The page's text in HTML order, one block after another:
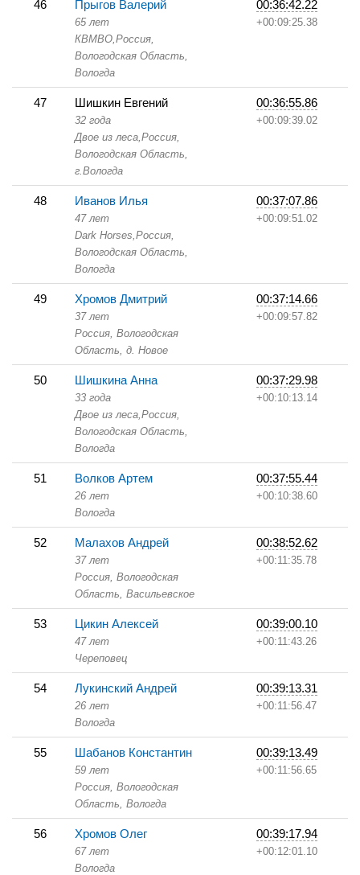
46 Прыгов Валерий
65 лет
КВМВО,Россия,
Вологодская Область,
Вологда
00:36:42.22
+00:09:25.38
47 Шишкин Евгений
32 года
Двое из леса,Россия,
Вологодская Область,
г.Вологда
00:36:55.86
+00:09:39.02
48 Иванов Илья
47 лет
Dark Horses,Россия,
Вологодская Область,
Вологда
00:37:07.86
+00:09:51.02
49 Хромов Дмитрий
37 лет
Россия, Вологодская
Область, д. Новое
00:37:14.66
+00:09:57.82
50 Шишкина Анна
33 года
Двое из леса,Россия,
Вологодская Область,
Вологда
00:37:29.98
+00:10:13.14
51 Волков Артем
26 лет
Вологда
00:37:55.44
+00:10:38.60
52 Малахов Андрей
37 лет
Россия, Вологодская
Область, Васильевское
00:38:52.62
+00:11:35.78
53 Цикин Алексей
47 лет
Череповец
00:39:00.10
+00:11:43.26
54 Лукинский Андрей
26 лет
Вологда
00:39:13.31
+00:11:56.47
55 Шабанов Константин
59 лет
Россия, Вологодская
Область, Вологда
00:39:13.49
+00:11:56.65
56 Хромов Олег
67 лет
Вологда
00:39:17.94
+00:12:01.10